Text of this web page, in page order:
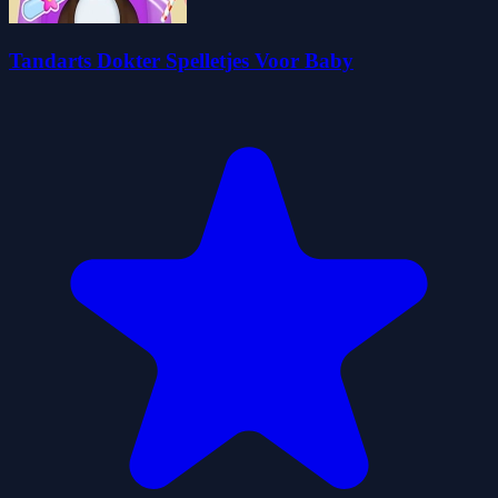
Tandarts Dokter Spelletjes Voor Baby